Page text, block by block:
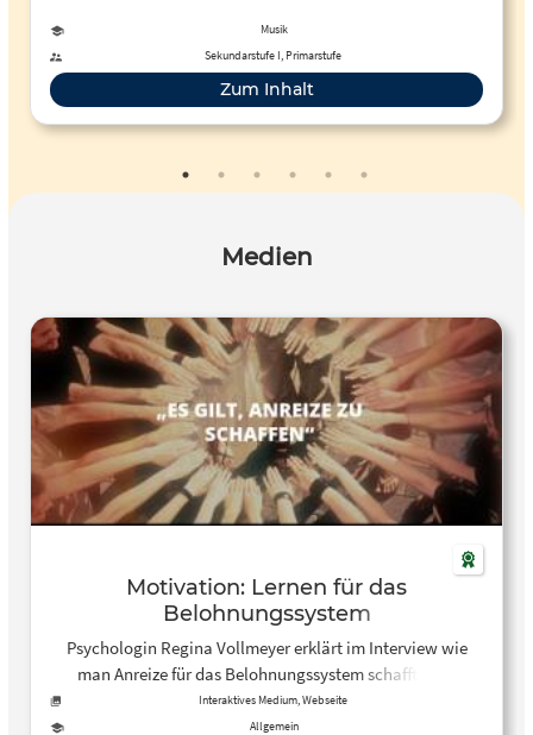
Bass-Instrumente und natürlich auch für die Bass-Sänger
(im Chor) verwendet wird. Er ist aus dem Buchstaben "F"
entstanden und die beiden F-Striche umklammern die Linie
F.
Musik
Sekundarstufe I, Primarstufe
Zum Inhalt
Medien
Motivation: Lernen für das
Belohnungssystem
Psychologin Regina Vollmeyer erklärt im Interview wie
man Anreize für das Belohnungssystem schafft, zum
Beispiel beim Lernen. Mehr zu Motivation:
Interaktives Medium, Webseite
Allgemein